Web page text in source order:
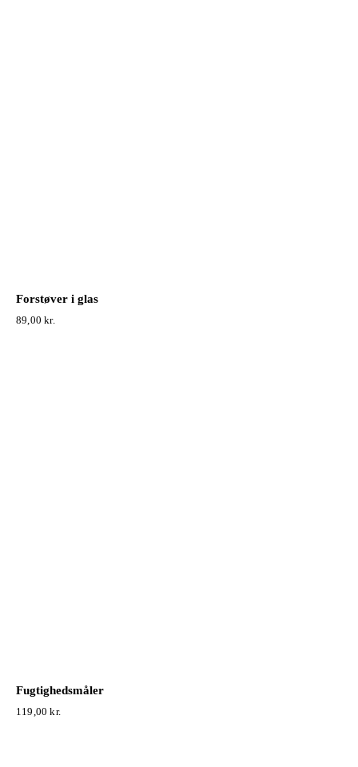
Forstøver i glas
89,00kr.
Fugtighedsmåler
119,00kr.